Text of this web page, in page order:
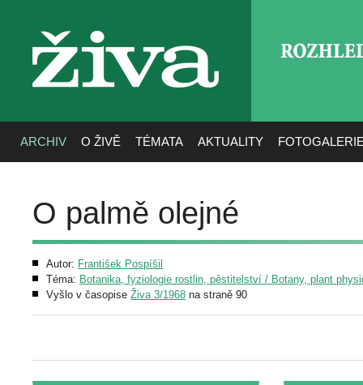
živa
ARCHIV O ŽIVĚ TÉMATA AKTUALITY
O palmě olejné
Autor: František Pospíšil
Téma: Botanika, fyziologie rostlin, pěstitelství / Botany, plant
Vyšlo v časopise Živa 3/1968 na straně 90